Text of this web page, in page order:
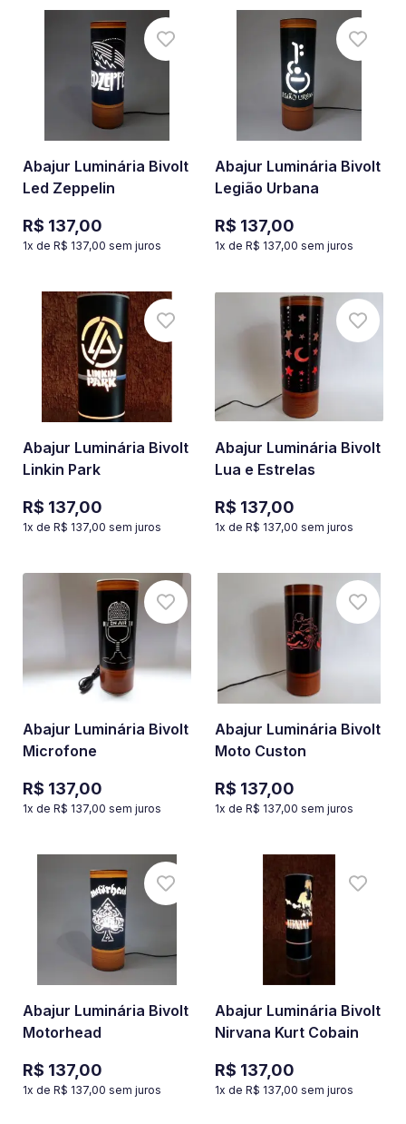
Abajur Luminária Bivolt
Led Zeppelin
R$ 137,00
1x de R$ 137,00 sem juros
Abajur Luminária Bivolt
Legião Urbana
R$ 137,00
1x de R$ 137,00 sem juros
Abajur Luminária Bivolt
Linkin Park
R$ 137,00
1x de R$ 137,00 sem juros
Abajur Luminária Bivolt
Lua e Estrelas
R$ 137,00
1x de R$ 137,00 sem juros
Abajur Luminária Bivolt
Microfone
R$ 137,00
1x de R$ 137,00 sem juros
Abajur Luminária Bivolt
Moto Custon
R$ 137,00
1x de R$ 137,00 sem juros
Abajur Luminária Bivolt
Motorhead
R$ 137,00
1x de R$ 137,00 sem juros
Abajur Luminária Bivolt
Nirvana Kurt Cobain
R$ 137,00
1x de R$ 137,00 sem juros